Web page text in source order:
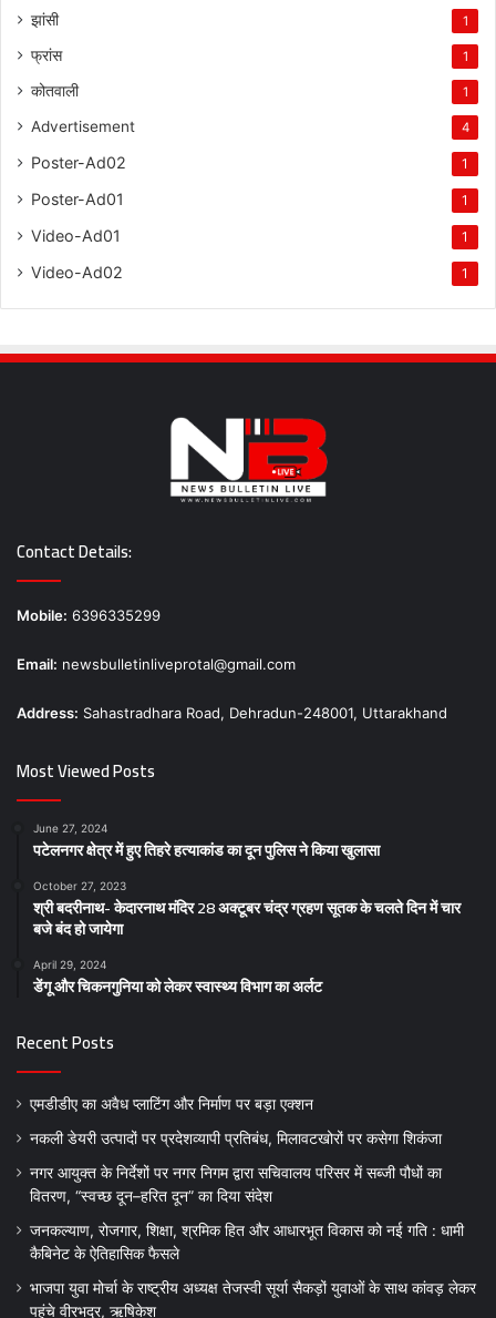
झांसी 1
फ्रांस 1
कोतवाली 1
Advertisement 4
Poster-Ad02 1
Poster-Ad01 1
Video-Ad01 1
Video-Ad02 1
Contact Details:
Mobile: 6396335299
Email: newsbulletinliveprotal@gmail.com
Address: Sahastradhara Road, Dehradun-248001, Uttarakhand
Most Viewed Posts
June 27, 2024
पटेलनगर क्षेत्र में हुए तिहरे हत्याकांड का दून पुलिस ने किया खुलासा
October 27, 2023
श्री बदरीनाथ- केदारनाथ मंदिर 28 अक्टूबर चंद्र ग्रहण सूतक के चलते दिन में चार
बजे बंद हो जायेगा
April 29, 2024
डेंगू और चिकनगुनिया को लेकर स्वास्थ्य विभाग का अर्लट
Recent Posts
एमडीडीए का अवैध प्लाटिंग और निर्माण पर बड़ा एक्शन
नकली डेयरी उत्पादों पर प्रदेशव्यापी प्रतिबंध, मिलावटखोरों पर कसेगा शिकंजा
नगर आयुक्त के निर्देशों पर नगर निगम द्वारा सचिवालय परिसर में सब्जी पौधों का
वितरण, “स्वच्छ दून–हरित दून” का दिया संदेश
जनकल्याण, रोजगार, शिक्षा, श्रमिक हित और आधारभूत विकास को नई गति : धामी
कैबिनेट के ऐतिहासिक फैसले
भाजपा युवा मोर्चा के राष्ट्रीय अध्यक्ष तेजस्वी सूर्या सैकड़ों युवाओं के साथ कांवड़ लेकर
पहुंचे वीरभद्र, ऋषिकेश